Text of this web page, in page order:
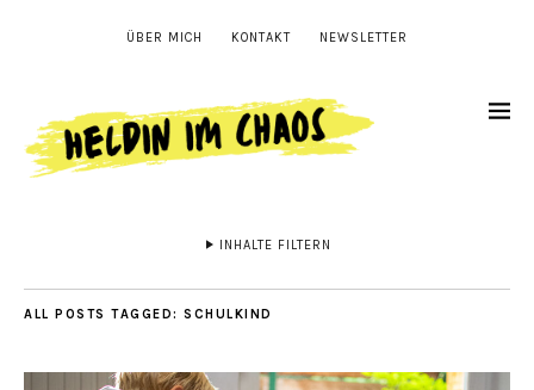
ÜBER MICH KONTAKT NEWSLETTER
INHALTE FILTERN
ALL POSTS TAGGED: SCHULKIND